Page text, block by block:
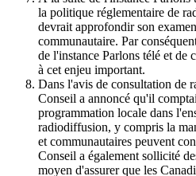
la politique réglementaire de
devrait approfondir son
communautaire. Par
de l'instance Parlons télé et de
à cet enjeu important.
Dans l'avis de consultation de
Conseil a annoncé qu'il
programmation locale dans
radiodiffusion, y compris la
et communautaires peuvent
Conseil a également sollicité
moyen d'assurer que les